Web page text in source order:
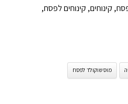
, קינוחים, קינוחים לפסח,
מוס שוקולד לפסח